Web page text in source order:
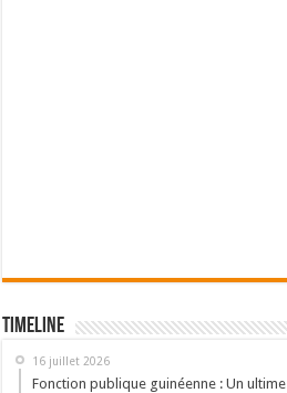
Timeline
16 juillet 2026
Fonction publique guinéenne : Un